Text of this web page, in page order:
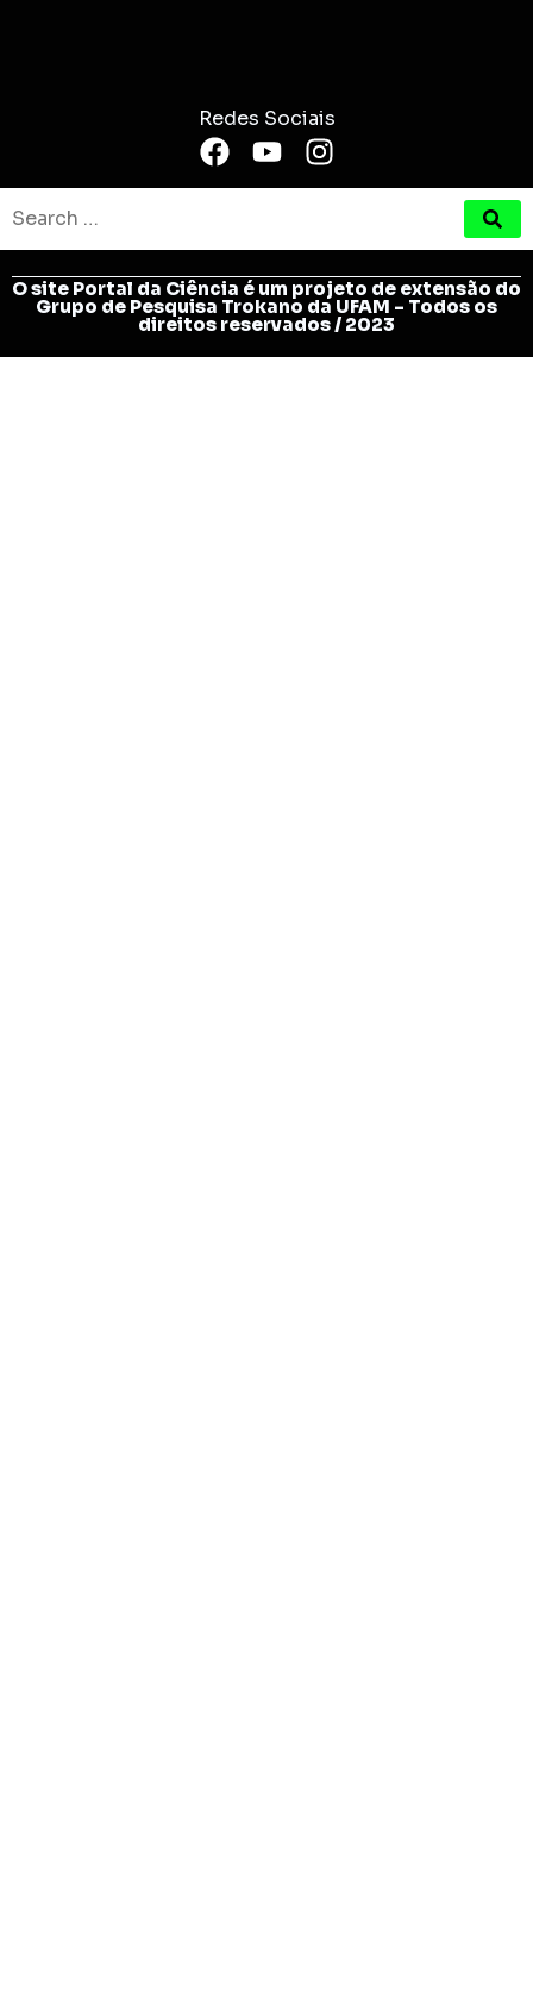
Redes Sociais
O site Portal da Ciência é um projeto de extensão do
Grupo de Pesquisa Trokano da UFAM - Todos os
direitos reservados / 2023